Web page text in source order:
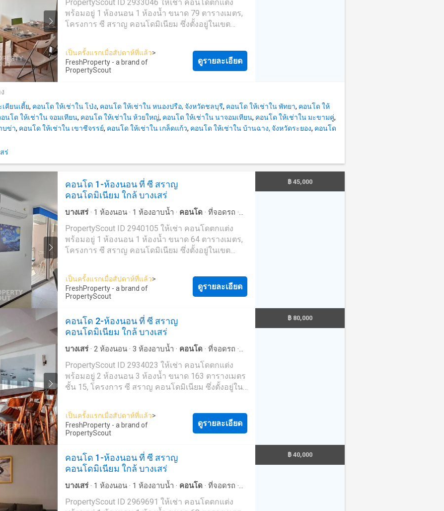
อาชีพ รวดเร็ว และหลากหลายภาษา เราเป็นหนึ่งใน
ตัวแทนอสังหาริมทรัพย์ชั้นนำของประเทศไทย และ
สามารถช่วยจัดหาที่พักสำหรับเช่า และขายให้กับคุณ
เหมาะสมที่สุดให้กับคุณในราคาสุดคุ้ม - โดยที่ไม่มีค่า
ใช้จ่ายใดๆ --- PropertyScout ---
https://propertyscout.co.t---- Mobile phone: +66 24
@-------e Whatsapp: +66 92 663 ---- Email:
contact_prop----@propertyscout.co.th
สระว่ายน้ำ
PropertyScout ID 2933046 ให้เช่า คอนโดตกแต่ง
พร้อมอยู่ 1 ห้องนอน 1 ห้องน้ำ ขนาด 79 ตารางเมตร,
โครงการ ซี สราญ คอนโดมิเนียม ซึ่งตั้งอยู่ในเขต
ต้องการ พื้นที่ส่วนกลาง: * สร้างเสร็จในปี 2024 * ลาน
จอดรถในร่ม * สระว่ายน้ำ * กล้องวงจรปิด ยังไม่เจอ
ที่พักที่ถูกใจใช่หรือไม่ เรามุ่งเน้นไปที่การปล่อยเช่า
ที่อื่นๆ อีกมากมาย ด้วยบริการจากทีมงานที่เป็นมือ
อาชีพ รวดเร็ว และหลากหลายภาษา เราเป็นหนึ่งใน
ตัวแทนอสังหาริมทรัพย์ชั้นนำของประเทศไทย และ
สามารถช่วยจัดหาที่พักสำหรับเช่า และขายให้กับคุณ
ใช้จ่ายใดๆ --- PropertyScout ---
https://propertyscout.co.t---- Mobile phone: +66 24
607---- Facebook:
https://www.facebook.com/propertyscout.c---- Line:
@-------e Whatsapp: +66 92 663 ---- Email:
เป็นครั้งแรกเมื่อสัปดาห์ที่แล้ว>
FreshProperty - a brand of
PropertyScout
ดูรายละเอียด
คียนเตี้ย, คอนโด ให้เช่าใน โป่ง, คอนโด ให้เช่าใน หนองปรือ, จังหวัดชลบุรี, คอนโด ให้เช่าใน พัทยา, คอนโด ให้
นโด ให้เช่าใน จอมเทียน, คอนโด ให้เช่าใน ห้วยใหญ่, คอนโด ให้เช่าใน นาจอมเทียน, คอนโด ให้เช่าใน มะขามคู่,
บข่า, คอนโด ให้เช่าใน เขาชีจรรย์, คอนโด ให้เช่าใน เกล็ดแก้ว, คอนโด ให้เช่าใน บ้านฉาง, จังหวัดระยอง, คอนโด
ร่
คอนโด 1-ห้องนอน ที่ ซี สราญ
คอนโดมิเนียม ใกล้ บางเสร่
บางเสร่ · 1 ห้องนอน · 1 ห้องอาบน้ำ · คอนโด · ที่จอดรถ ·
เจ้าหน้าที่อำนวยความสะดวก·สวน · เตาย่าง ยาม
สระว่ายน้ำ
PropertyScout ID 2940105 ให้เช่า คอนโดตกแต่ง
พร้อมอยู่ 1 ห้องนอน 1 ห้องน้ำ ขนาด 64 ตารางเมตร,
โครงการ ซี สราญ คอนโดมิเนียม ซึ่งตั้งอยู่ในเขต
ต้องการ พื้นที่ส่วนกลาง: * สร้างเสร็จในปี 2024 * ลาน
จอดรถในร่ม * สระว่ายน้ำ * กล้องวงจรปิด ยังไม่เจอ
ที่พักที่ถูกใจใช่หรือไม่ เรามุ่งเน้นไปที่การปล่อยเช่า
กรุงเทพฯ ภูเก็ต พัทยา หัวหิน เกาะสมุย เชียงใหม่ และ
ที่อื่นๆ อีกมากมาย ด้วยบริการจากทีมงานที่เป็นมือ
อาชีพ รวดเร็ว และหลากหลายภาษา เราเป็นหนึ่งใน
ตัวแทนอสังหาริมทรัพย์ชั้นนำของประเทศไทย และ
สามารถช่วยจัดหาที่พักสำหรับเช่า และขายให้กับคุณ
ได้ ติดต่อเราเลยวันนี้ เพื่อจัดหาอสังหาริมทรัพย์ที่
เหมาะสมที่สุดให้กับคุณในราคาสุดคุ้ม - โดยที่ไม่มีค่า
ใช้จ่ายใดๆ --- PropertyScout ---
607---- Facebook:
https://www.facebook.com/propertyscout.c---- Line:
@-------e Whatsapp: +66 92 663 ---- Email:
เป็นครั้งแรกเมื่อสัปดาห์ที่แล้ว>
FreshProperty - a brand of
PropertyScout
ดูรายละเอียด
฿ 45,000
คอนโด 2-ห้องนอน ที่ ซี สราญ
คอนโดมิเนียม ใกล้ บางเสร่
บางเสร่ · 2 ห้องนอน · 3 ห้องอาบน้ำ · คอนโด · ที่จอดรถ ·
เจ้าหน้าที่อำนวยความสะดวก·สวน · เตาย่าง ยาม
สระว่ายน้ำ
PropertyScout ID 2934023 ให้เช่า คอนโดตกแต่ง
พร้อมอยู่ 2 ห้องนอน 3 ห้องน้ำ ขนาด 163 ตารางเมตร
ชั้น 15, โครงการ ซี สราญ คอนโดมิเนียม ซึ่งตั้งอยู่ใน
ต้องการ พื้นที่ส่วนกลาง: * สร้างเสร็จในปี 2024 * ลาน
จอดรถในร่ม * สระว่ายน้ำ * กล้องวงจรปิด ยังไม่เจอ
ที่พักที่ถูกใจใช่หรือไม่ เรามุ่งเน้นไปที่การปล่อยเช่า
กรุงเทพฯ ภูเก็ต พัทยา หัวหิน เกาะสมุย เชียงใหม่ และ
ที่อื่นๆ อีกมากมาย ด้วยบริการจากทีมงานที่เป็นมือ
อาชีพ รวดเร็ว และหลากหลายภาษา เราเป็นหนึ่งใน
ตัวแทนอสังหาริมทรัพย์ชั้นนำของประเทศไทย และ
สามารถช่วยจัดหาที่พักสำหรับเช่า และขายให้กับคุณ
ได้ ติดต่อเราเลยวันนี้ เพื่อจัดหาอสังหาริมทรัพย์ที่
เป็นครั้งแรกเมื่อสัปดาห์ที่แล้ว>
FreshProperty - a brand of
PropertyScout
ดูรายละเอียด
฿ 80,000
คอนโด 1-ห้องนอน ที่ ซี สราญ
คอนโดมิเนียม ใกล้ บางเสร่
บางเสร่ · 1 ห้องนอน · 1 ห้องอาบน้ำ · คอนโด · ที่จอดรถ ·
เจ้าหน้าที่อำนวยความสะดวก·สวน · เตาย่าง ยาม
PropertyScout ID 2969691 ให้เช่า คอนโดตกแต่ง
฿ 40,000